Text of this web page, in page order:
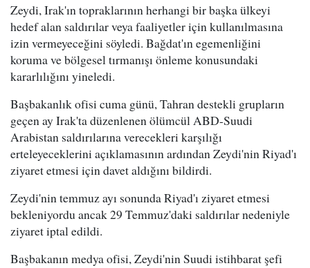
Zeydi, Irak'ın topraklarının herhangi bir başka ülkeyi
hedef alan saldırılar veya faaliyetler için kullanılmasına
izin vermeyeceğini söyledi. Bağdat'ın egemenliğini
koruma ve bölgesel tırmanışı önleme konusundaki
kararlılığını yineledi.
Başbakanlık ofisi cuma günü, Tahran destekli grupların
geçen ay Irak'ta düzenlenen ölümcül ABD-Suudi
Arabistan saldırılarına verecekleri karşılığı
erteleyeceklerini açıklamasının ardından Zeydi'nin Riyad'ı
ziyaret etmesi için davet aldığını bildirdi.
Zeydi'nin temmuz ayı sonunda Riyad'ı ziyaret etmesi
bekleniyordu ancak 29 Temmuz'daki saldırılar nedeniyle
ziyaret iptal edildi.
Başbakanın medya ofisi, Zeydi'nin Suudi istihbarat şefi